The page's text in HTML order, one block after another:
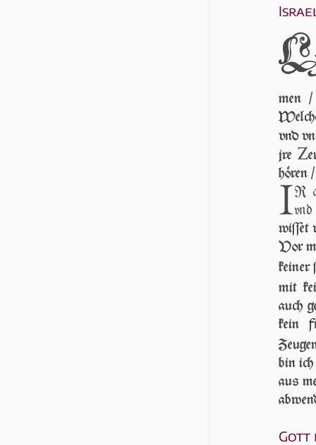
men
vnd
jre Z
hören
IR
Vor
keiner
mit
auch
kein
bin
aus
Gott